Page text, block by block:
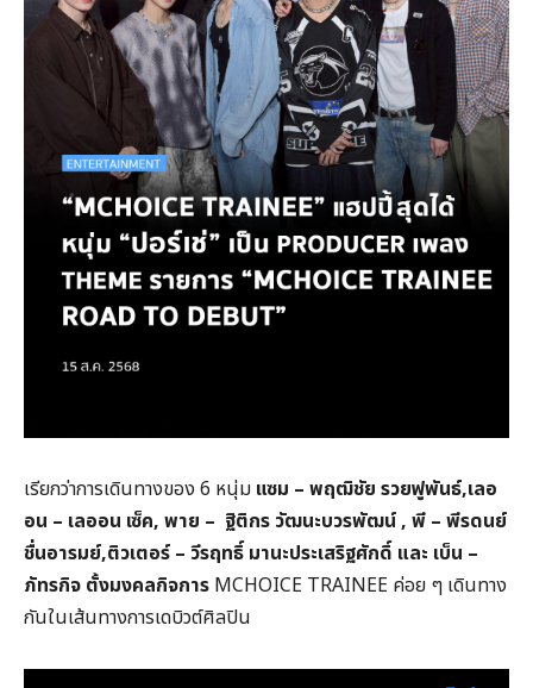
เรียกว่าการเดินทางของ 6 หนุ่ม แซม – พฤฒิชัย รวยฟูพันธ์,เลอ
อน – เลออน เซ็ค, พาย – ฐิติกร วัฒนะบวรพัฒน์ , พี – พีรดนย์
ชื่นอารมย์,ติวเตอร์ – วีรฤทธิ์ มานะประเสริฐศักดิ์ และ เบ็น –
ภัทรกิจ ตั้งมงคลกิจการ MCHOICE TRAINEE ค่อย ๆ เดินทาง
กันในเส้นทางการเดบิวต์ศิลปิน